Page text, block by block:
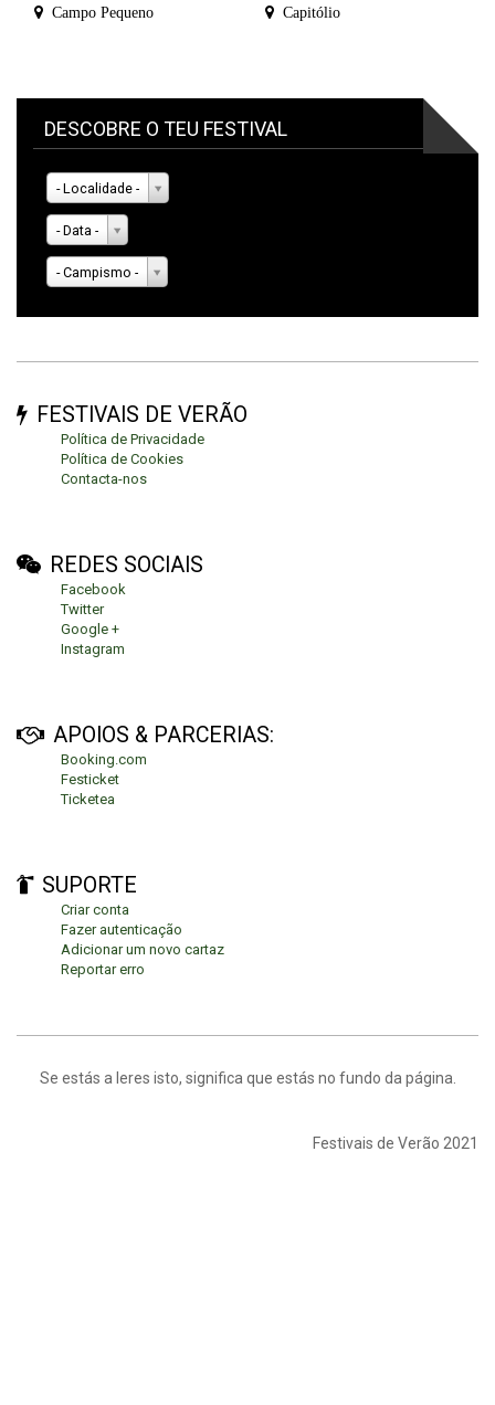
Campo Pequeno Capitólio
DESCOBRE O TEU FESTIVAL
- Localidade -
- Data -
- Campismo -
FESTIVAIS DE VERÃO
Política de Privacidade
Política de Cookies
Contacta-nos
REDES SOCIAIS
Facebook
Twitter
Google +
Instagram
APOIOS & PARCERIAS:
Booking.com
Festicket
Ticketea
SUPORTE
Criar conta
Fazer autenticação
Adicionar um novo cartaz
Reportar erro
Se estás a leres isto, significa que estás no fundo da página.
Festivais de Verão 2021